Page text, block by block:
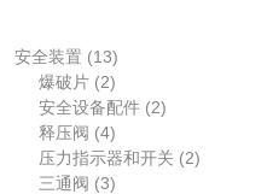
品
安全装置 131
3
个
产
品
爆破片 22
个
产
品
安全设备配件 22
产
释压阀 44
个
产
压力指示器和开关 22
三通阀 33